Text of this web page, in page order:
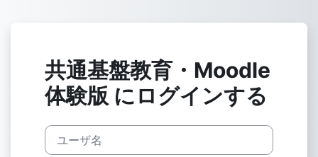
共通基盤教育・Moodle
体験版 にログインする
ユーザ名